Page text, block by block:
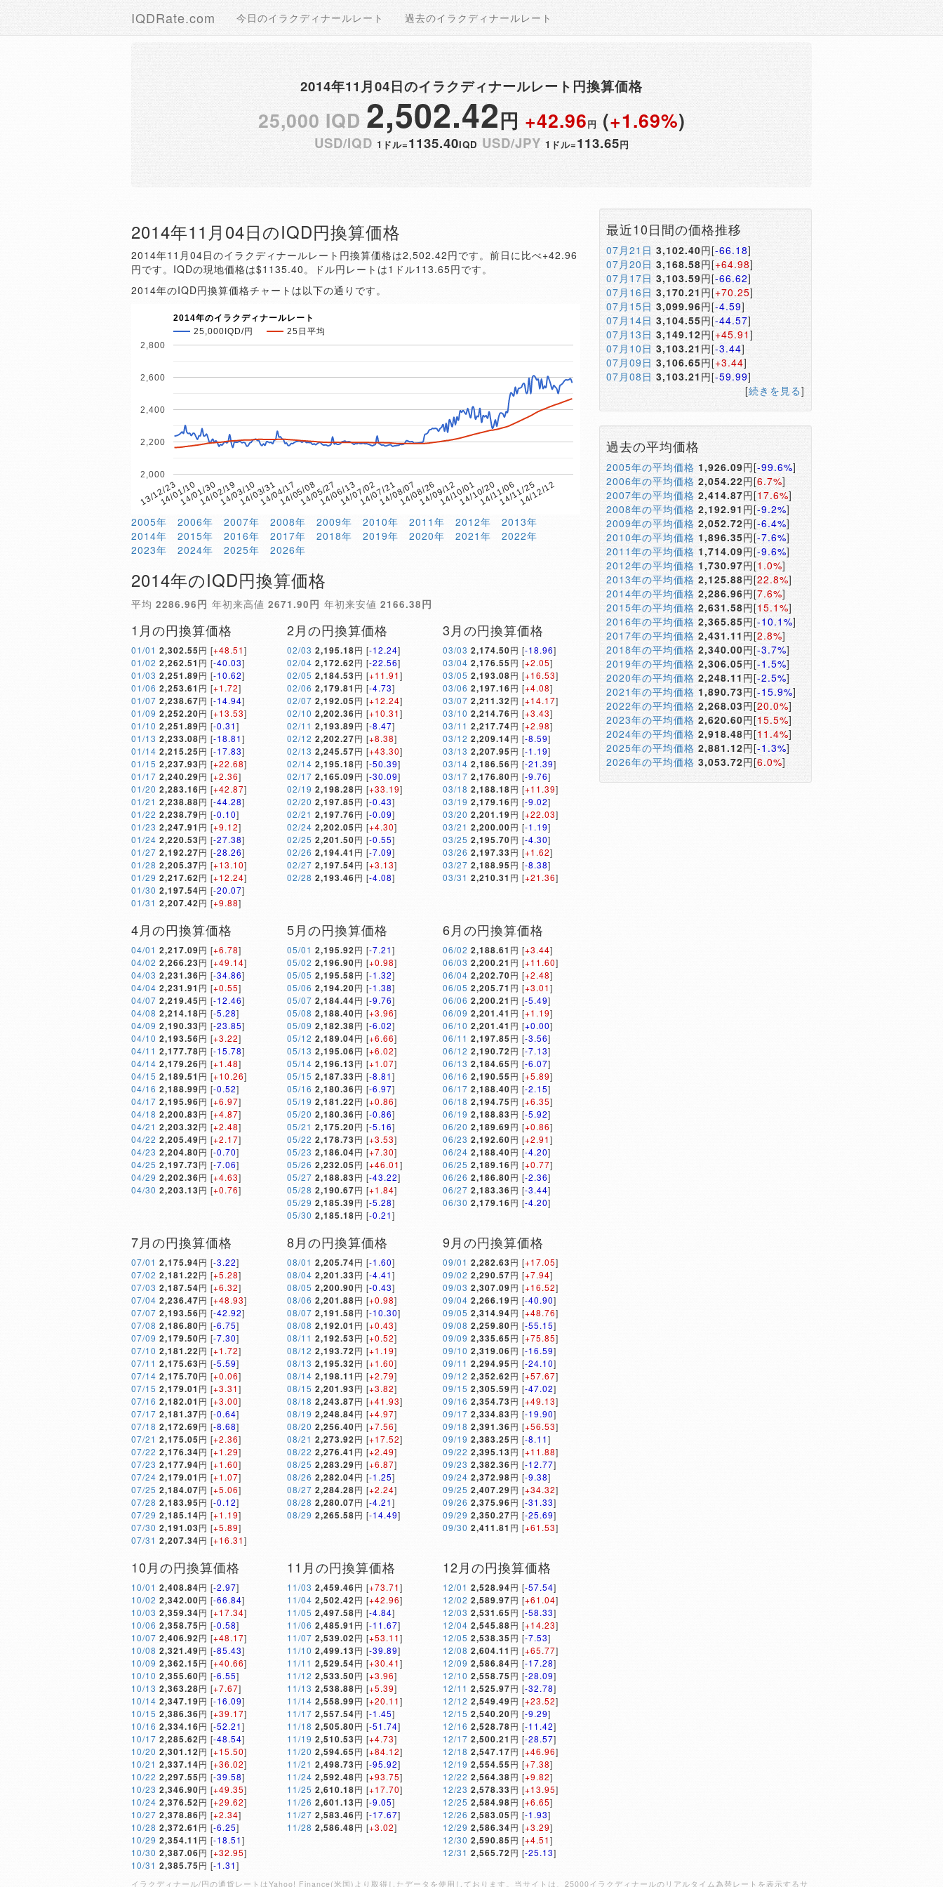
IQDRate.com 今日のイラクディナールレート 過去のイラクディナールレート
2014年11月04日のイラクディナールレート円換算価格
25,000 IQD 2,502.42円 +42.96円 (+1.69%)
USD/IQD 1ドル=1135.40IQD USD/JPY 1ドル=113.65円
2014年11月04日のIQD円換算価格
2014年11月04日のイラクディナールレート円換算価格は2,502.42円です。前日に比べ+42.96
円です。IQDの現地価格は$1135.40。ドル円レートは1ドル113.65円です。
2014年のIQD円換算価格チャートは以下の通りです。
2014年のイラクディナールレート
25,000IQD/円
25日平均
13/12/2314/01/1014/01/3014/02/1914/03/1014/03/3114/04/1714/05/0814/05/2714/06/1314/07/0214/07/2114/08/0714/08/2614/09/1214/10/0114/10/2014/11/0614/11/2514/12/12
2,000
2,200
2,400
2,600
2,800
2005年 2006年 2007年 2008年 2009年 2010年 2011年 2012年
2013年
2014年
2015年 2016年 2017年 2018年 2019年 2020年 2021年
2022年
2023年
2024年 2025年 2026年
2014年のIQD円換算価格
平均 2286.96円 年初来高値 2671.90円 年初来安値 2166.38円
1月の円換算価格
01/01 2,302.55円 [+48.51]
01/02 2,262.51 円 [-40.03]
01/03 2,251.89円 [-10.62]
01/06 2,253.61 円 [+1.72]
01/07 2,238.67円 [-14.94]
01/09 2,252.20円 [+13.53]
01/10 2,251.89円 [-0.31]
01/13 2,233.08円 [-18.81]
01/14 2,215.25円 [-17.83]
01/15 2,237.93円 [+22.68]
01/17 2,240.29円 [+2.36]
01/20 2,283.16円 [+42.87]
01/21 2,238.88円 [-44.28]
01/22 2,238.79円 [-0.10]
01/23 2,247.91 円 [+9.12]
01/24 2,220.53円 [-27.38]
01/27 2,192.27円 [-28.26]
01/28 2,205.37円 [+13.10]
01/29 2,217.62円 [+12.24]
01/30 2,197.54円 [-20.07]
01/31 2,207.42円 [+9.88]
2月の円換算価格
02/03 2,195.18円 [-12.24]
02/04 2,172.62円 [-22.56]
02/05 2,184.53円 [+11.91]
02/06 2,179.81 円 [-4.73]
02/07 2,192.05円 [+12.24]
02/10 2,202.36円 [+10.31]
02/11 2,193.89円 [-8.47]
02/12 2,202.27円 [+8.38]
02/13 2,245.57円 [+43.30]
02/14 2,195.18円 [-50.39]
02/17 2,165.09円 [-30.09]
02/19 2,198.28円 [+33.19]
02/20 2,197.85円 [-0.43]
02/21 2,197.76円 [-0.09]
02/24 2,202.05円 [+4.30]
02/25 2,201.50円 [-0.55]
02/26 2,194.41 円 [-7.09]
02/27 2,197.54円 [+3.13]
02/28 2,193.46円 [-4.08]
3月の円換算価格
03/03 2,174.50円 [-18.96]
03/04 2,176.55円 [+2.05]
03/05 2,193.08円 [+16.53]
03/06 2,197.16円 [+4.08]
03/07 2,211.32円 [+14.17]
03/10 2,214.76円 [+3.43]
03/11 2,217.74円 [+2.98]
03/12 2,209.14円 [-8.59]
03/13 2,207.95円 [-1.19]
03/14 2,186.56円 [-21.39]
03/17 2,176.80円 [-9.76]
03/18 2,188.18円 [+11.39]
03/19 2,179.16円 [-9.02]
03/20 2,201.19円 [+22.03]
03/21 2,200.00円 [-1.19]
03/25 2,195.70円 [-4.30]
03/26 2,197.33円 [+1.62]
03/27 2,188.95円 [-8.38]
03/31 2,210.31 円 [+21.36]
4月の円換算価格
04/01 2,217.09円 [+6.78]
04/02 2,266.23円 [+49.14]
04/03 2,231.36円 [-34.86]
04/04 2,231.91 円 [+0.55]
04/07 2,219.45円 [-12.46]
04/08 2,214.18円 [-5.28]
04/09 2,190.33円 [-23.85]
04/10 2,193.56円 [+3.22]
04/11 2,177.78円 [-15.78]
04/14 2,179.26円 [+1.48]
04/15 2,189.51 円 [+10.26]
04/16 2,188.99円 [-0.52]
04/17 2,195.96円 [+6.97]
04/18 2,200.83円 [+4.87]
04/21 2,203.32円 [+2.48]
04/22 2,205.49円 [+2.17]
04/23 2,204.80円 [-0.70]
04/25 2,197.73円 [-7.06]
04/29 2,202.36円 [+4.63]
04/30 2,203.13円 [+0.76]
5月の円換算価格
05/01 2,195.92円 [-7.21]
05/02 2,196.90円 [+0.98]
05/05 2,195.58円 [-1.32]
05/06 2,194.20円 [-1.38]
05/07 2,184.44円 [-9.76]
05/08 2,188.40円 [+3.96]
05/09 2,182.38円 [-6.02]
05/12 2,189.04円 [+6.66]
05/13 2,195.06円 [+6.02]
05/14 2,196.13円 [+1.07]
05/15 2,187.33円 [-8.81]
05/16 2,180.36円 [-6.97]
05/19 2,181.22円 [+0.86]
05/20 2,180.36円 [-0.86]
05/21 2,175.20円 [-5.16]
05/22 2,178.73円 [+3.53]
05/23 2,186.04円 [+7.30]
05/26 2,232.05円 [+46.01]
05/27 2,188.83円 [-43.22]
05/28 2,190.67円 [+1.84]
05/29 2,185.39円 [-5.28]
05/30 2,185.18円 [-0.21]
6月の円換算価格
06/02 2,188.61 円 [+3.44]
06/03 2,200.21 円 [+11.60]
06/04 2,202.70円 [+2.48]
06/05 2,205.71 円 [+3.01]
06/06 2,200.21 円 [-5.49]
06/09 2,201.41 円 [+1.19]
06/10 2,201.41 円 [+0.00]
06/11 2,197.85円 [-3.56]
06/12 2,190.72円 [-7.13]
06/13 2,184.65円 [-6.07]
06/16 2,190.55円 [+5.89]
06/17 2,188.40円 [-2.15]
06/18 2,194.75円 [+6.35]
06/19 2,188.83円 [-5.92]
06/20 2,189.69円 [+0.86]
06/23 2,192.60円 [+2.91]
06/24 2,188.40円 [-4.20]
06/25 2,189.16円 [+0.77]
06/26 2,186.80円 [-2.36]
06/27 2,183.36円 [-3.44]
06/30 2,179.16円 [-4.20]
7月の円換算価格
07/01 2,175.94円 [-3.22]
07/02 2,181.22円 [+5.28]
07/03 2,187.54円 [+6.32]
07/04 2,236.47円 [+48.93]
07/07 2,193.56円 [-42.92]
07/08 2,186.80円 [-6.75]
07/09 2,179.50円 [-7.30]
07/10 2,181.22円 [+1.72]
07/11 2,175.63円 [-5.59]
07/14 2,175.70円 [+0.06]
07/15 2,179.01 円 [+3.31]
07/16 2,182.01 円 [+3.00]
07/17 2,181.37円 [-0.64]
07/18 2,172.69円 [-8.68]
07/21 2,175.05円 [+2.36]
07/22 2,176.34円 [+1.29]
07/23 2,177.94円 [+1.60]
07/24 2,179.01 円 [+1.07]
07/25 2,184.07円 [+5.06]
07/28 2,183.95円 [-0.12]
07/29 2,185.14円 [+1.19]
07/30 2,191.03円 [+5.89]
07/31 2,207.34円 [+16.31]
8月の円換算価格
08/01 2,205.74円 [-1.60]
08/04 2,201.33円 [-4.41]
08/05 2,200.90円 [-0.43]
08/06 2,201.88円 [+0.98]
08/07 2,191.58円 [-10.30]
08/08 2,192.01 円 [+0.43]
08/11 2,192.53円 [+0.52]
08/12 2,193.72円 [+1.19]
08/13 2,195.32円 [+1.60]
08/14 2,198.11 円 [+2.79]
08/15 2,201.93円 [+3.82]
08/18 2,243.87円 [+41.93]
08/19 2,248.84円 [+4.97]
08/20 2,256.40円 [+7.56]
08/21 2,273.92円 [+17.52]
08/22 2,276.41 円 [+2.49]
08/25 2,283.29円 [+6.87]
08/26 2,282.04円 [-1.25]
08/27 2,284.28円 [+2.24]
08/28 2,280.07円 [-4.21]
08/29 2,265.58円 [-14.49]
9月の円換算価格
09/01 2,282.63円 [+17.05]
09/02 2,290.57円 [+7.94]
09/03 2,307.09円 [+16.52]
09/04 2,266.19円 [-40.90]
09/05 2,314.94円 [+48.76]
09/08 2,259.80円 [-55.15]
09/09 2,335.65円 [+75.85]
09/10 2,319.06円 [-16.59]
09/11 2,294.95円 [-24.10]
09/12 2,352.62円 [+57.67]
09/15 2,305.59円 [-47.02]
09/16 2,354.73円 [+49.13]
09/17 2,334.83円 [-19.90]
09/18 2,391.36円 [+56.53]
09/19 2,383.25円 [-8.11]
09/22 2,395.13円 [+11.88]
09/23 2,382.36円 [-12.77]
09/24 2,372.98円 [-9.38]
09/25 2,407.29円 [+34.32]
09/26 2,375.96円 [-31.33]
09/29 2,350.27円 [-25.69]
09/30 2,411.81 円 [+61.53]
10月の円換算価格
10/01 2,408.84円 [-2.97]
10/02 2,342.00円 [-66.84]
10/03 2,359.34円 [+17.34]
10/06 2,358.75円 [-0.58]
10/07 2,406.92円 [+48.17]
10/08 2,321.49円 [-85.43]
10/09 2,362.15円 [+40.66]
10/10 2,355.60円 [-6.55]
10/13 2,363.28円 [+7.67]
10/14 2,347.19円 [-16.09]
10/15 2,386.36円 [+39.17]
10/16 2,334.16円 [-52.21]
10/17 2,285.62円 [-48.54]
10/20 2,301.12円 [+15.50]
10/21 2,337.14円 [+36.02]
10/22 2,297.55円 [-39.58]
10/23 2,346.90円 [+49.35]
10/24 2,376.52円 [+29.62]
10/27 2,378.86円 [+2.34]
10/28 2,372.61 円 [-6.25]
10/29 2,354.11 円 [-18.51]
10/30 2,387.06円 [+32.95]
10/31 2,385.75円 [-1.31]
11月の円換算価格
11/03 2,459.46円 [+73.71]
11/04 2,502.42円 [+42.96]
11/05 2,497.58円 [-4.84]
11/06 2,485.91 円 [-11.67]
11/07 2,539.02円 [+53.11]
11/10 2,499.13円 [-39.89]
11/11 2,529.54円 [+30.41]
11/12 2,533.50円 [+3.96]
11/13 2,538.88円 [+5.39]
11/14 2,558.99円 [+20.11]
11/17 2,557.54円 [-1.45]
11/18 2,505.80円 [-51.74]
11/19 2,510.53円 [+4.73]
11/20 2,594.65円 [+84.12]
11/21 2,498.73円 [-95.92]
11/24 2,592.48円 [+93.75]
11/25 2,610.18円 [+17.70]
11/26 2,601.13円 [-9.05]
11/27 2,583.46円 [-17.67]
11/28 2,586.48円 [+3.02]
12月の円換算価格
12/01 2,528.94円 [-57.54]
12/02 2,589.97円 [+61.04]
12/03 2,531.65円 [-58.33]
12/04 2,545.88円 [+14.23]
12/05 2,538.35円 [-7.53]
12/08 2,604.11 円 [+65.77]
12/09 2,586.84円 [-17.28]
12/10 2,558.75円 [-28.09]
12/11 2,525.97円 [-32.78]
12/12 2,549.49円 [+23.52]
12/15 2,540.20円 [-9.29]
12/16 2,528.78円 [-11.42]
12/17 2,500.21 円 [-28.57]
12/18 2,547.17円 [+46.96]
12/19 2,554.55円 [+7.38]
12/22 2,564.38円 [+9.82]
12/23 2,578.33円 [+13.95]
12/25 2,584.98円 [+6.65]
12/26 2,583.05円 [-1.93]
12/29 2,586.34円 [+3.29]
12/30 2,590.85円 [+4.51]
12/31 2,565.72円 [-25.13]
最近10日間の価格推移
07月21日 3,102.40円[-66.18]
07月20日 3,168.58円[+64.98]
07月17日 3,103.59円[-66.62]
07月16日 3,170.21 円[+70.25]
07月15日 3,099.96円[-4.59]
07月14日 3,104.55円[-44.57]
07月13日 3,149.12円[+45.91 ]
07月10日 3,103.21円[-3.44]
07月09日 3,106.65円[+3.44]
07月08日 3,103.21 円[-59.99]
[続きを見る]
過去の平均価格
2005年の平均価格 1,926.09円[-99.6%]
2006年の平均価格 2,054.22円[6.7%]
2007年の平均価格 2,414.87円[17.6%]
2008年の平均価格 2,192.91 円[-9.2%]
2009年の平均価格 2,052.72円[-6.4%]
2010年の平均価格 1,896.35円[-7.6%]
2011年の平均価格 1,714.09円[-9.6%]
2012年の平均価格 1,730.97円[1.0%]
2013年の平均価格 2,125.88円[22.8%]
2014年の平均価格 2,286.96円[7.6%]
2015年の平均価格 2,631.58円[15.1%]
2016年の平均価格 2,365.85円[-10.1%]
2017年の平均価格 2,431.11 円[2.8%]
2018年の平均価格 2,340.00円[-3.7%]
2019年の平均価格 2,306.05円[-1.5%]
2020年の平均価格 2,248.11 円[-2.5%]
2021年の平均価格 1,890.73円[-15.9%]
2022年の平均価格 2,268.03円[20.0%]
2023年の平均価格 2,620.60円[15.5%]
2024年の平均価格 2,918.48円[11.4%]
2025年の平均価格 2,881.12円[-1.3%]
2026年の平均価格 3,053.72円[6.0%]
イラクディナール/円の通貨レートはYahoo! Finance(米国)より取得したデータを使用しております。当サイトは、25000イラクディナールのリアルタイム為替レートを表示するサ